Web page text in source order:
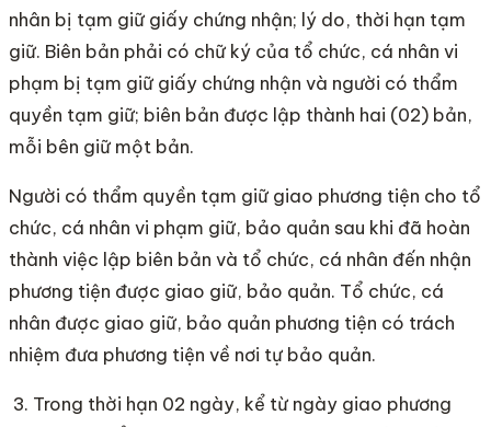
nhân bị tạm giữ giấy chứng nhận; lý do, thời hạn tạm
giữ. Biên bản phải có chữ ký của tổ chức, cá nhân vi
phạm bị tạm giữ giấy chứng nhận và người có thẩm
quyền tạm giữ; biên bản được lập thành hai (02) bản,
mỗi bên giữ một bản.
Người có thẩm quyền tạm giữ giao phương tiện cho tổ
chức, cá nhân vi phạm giữ, bảo quản sau khi đã hoàn
thành việc lập biên bản và tổ chức, cá nhân đến nhận
phương tiện được giao giữ, bảo quản. Tổ chức, cá
nhân được giao giữ, bảo quản phương tiện có trách
nhiệm đưa phương tiện về nơi tự bảo quản.
Trong thời hạn 02 ngày, kể từ ngày giao phương